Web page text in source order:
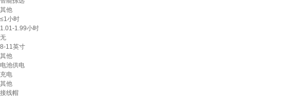
其他
≤1小时
1.01-1.99小时
无
8-11英寸
其他
电池供电
充电
其他
接线帽